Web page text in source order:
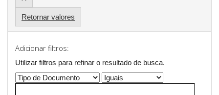
Retornar valores
Adicionar filtros:
Utilizar filtros para refinar o resultado de busca.